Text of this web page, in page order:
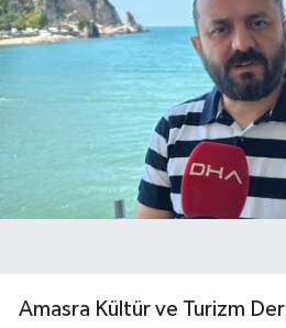
Amasra Kültür ve Turizm